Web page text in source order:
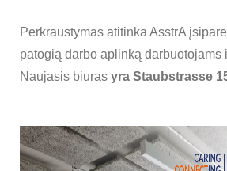
Perkraustymas atitinka AsstrA
patogią darbo aplinką darbuotojams
Naujasis biuras yra Staubstrasse